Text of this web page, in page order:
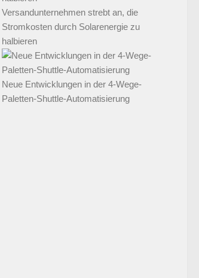
Versandunternehmen strebt an, die
Stromkosten durch Solarenergie zu
halbieren
Neue Entwicklungen in der 4-Wege-
Paletten-Shuttle-Automatisierung